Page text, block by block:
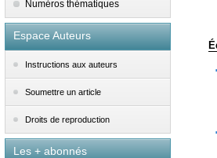
Numéros thématiques
Espace Auteurs
Instructions aux auteurs
Soumettre un article
Droits de reproduction
Les + abonnés